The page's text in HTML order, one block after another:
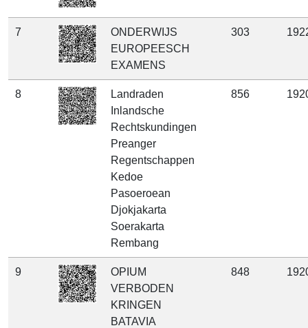
7
ONDERWIJS
EUROPEESCH
EXAMENS
303
8
Landraden
Inlandsche
Rechtskundingen
Preanger
Regentschappen
Kedoe
Pasoeroean
Djokjakarta
Soerakarta
Rembang
856
9
OPIUM
VERBODEN
KRINGEN
BATAVIA
848